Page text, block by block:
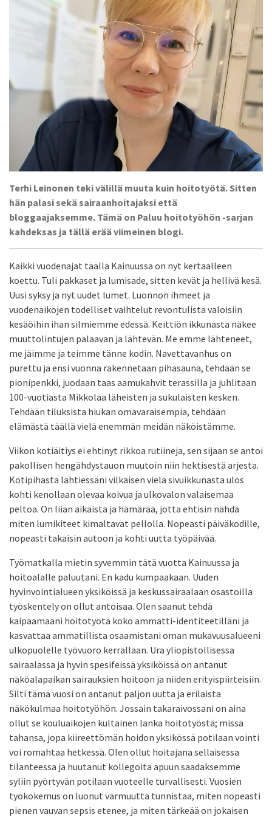
Terhi Leinonen teki välillä muuta kuin hoitotyötä. Sitten
hän palasi sekä sairaanhoitajaksi että
bloggaajaksemme. Tämä on Paluu hoitotyöhön -sarjan
kahdeksas ja tällä erää viimeinen blogi.
Kaikki vuodenajat täällä Kainuussa on nyt kertaalleen
koettu. Tuli pakkaset ja lumisade, sitten kevät ja hellivä kesä.
Uusi syksy ja nyt uudet lumet. Luonnon ihmeet ja
vuodenaikojen todelliset vaihtelut revontulista valoisiin
kesäöihin ihan silmiemme edessä. Keittiön ikkunasta näkee
muuttolintujen palaavan ja lähtevän. Me emme lähteneet,
me jäimme ja teimme tänne kodin. Navettavanhus on
purettu ja ensi vuonna rakennetaan pihasauna, tehdään se
pionipenkki, juodaan taas aamukahvit terassilla ja juhlitaan
100-vuotiasta Mikkolaa läheisten ja sukulaisten kesken.
Tehdään tiluksista hiukan omavaraisempia, tehdään
elämästä täällä vielä enemmän meidän näköistämme.
Viikon kotiäitiys ei ehtinyt rikkoa rutiineja, sen sijaan se antoi
pakollisen hengähdystauon muutoin niin hektisestä arjesta.
Kotipihasta lähtiessäni vilkaisen vielä sivuikkunasta ulos
kohti kenollaan olevaa koivua ja ulkovalon valaisemaa
peltoa. On liian aikaista ja hämärää, jotta ehtisin nähdä
miten lumikiteet kimaltavat pellolla. Nopeasti päiväkodille,
nopeasti takaisin autoon ja kohti uutta työpäivää.
Työmatkalla mietin syvemmin tätä vuotta Kainuussa ja
hoitoalalle paluutani. En kadu kumpaakaan. Uuden
hyvinvointialueen yksiköissä ja keskussairaalaan osastoilla
työskentely on ollut antoisaa. Olen saanut tehdä
kaipaamaani hoitotyötä koko ammatti-identiteetilläni ja
kasvattaa ammatillista osaamistani oman mukavuusalueeni
ulkopuolelle työvuoro kerrallaan. Ura yliopistollisessa
sairaalassa ja hyvin spesifeissä yksiköissä on antanut
näköalapaikan sairauksien hoitoon ja niiden erityispiirteisiin.
Silti tämä vuosi on antanut paljon uutta ja erilaista
näkökulmaa hoitotyöhön. Jossain takaraivossani on aina
ollut se kouluaikojen kultainen lanka hoitotyöstä; missä
tahansa, jopa kiireettömän hoidon yksikössä potilaan vointi
voi romahtaa hetkessä. Olen ollut hoitajana sellaisessa
tilanteessa ja huutanut kollegoita apuun saadaksemme
syliin pyörtyvän potilaan vuoteelle turvallisesti. Vuosien
työkokemus on luonut varmuutta tunnistaa, miten nopeasti
pienen vauvan sepsis etenee, ja miten tärkeää on jokaisen